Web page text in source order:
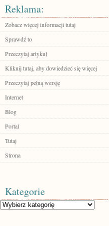
Reklama:
Zobacz więcej informacji tutaj
Sprawdź to
Przeczytaj artykuł
Kliknij tutaj, aby dowiedzieć się więcej
Przeczytaj pełną wersję
Internet
Blog
Portal
Tutaj
Strona
Kategorie
Kategorie